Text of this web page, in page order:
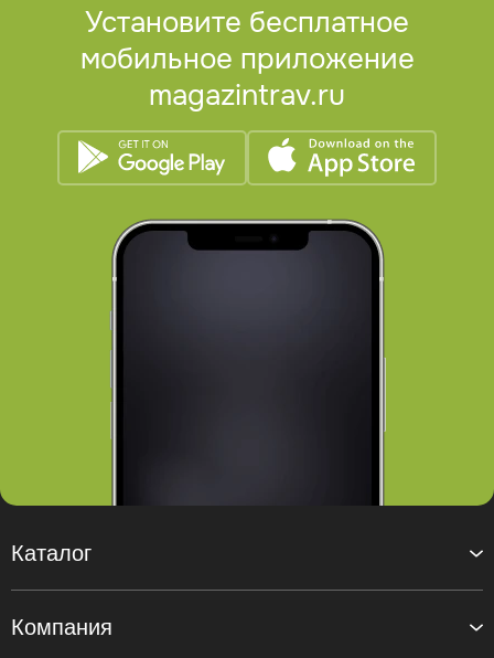
Установите бесплатное
мобильное приложение
magazintrav.ru
Каталог
Компания